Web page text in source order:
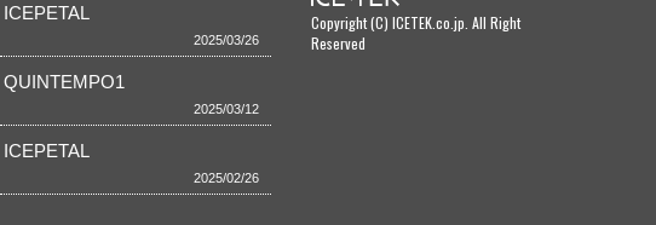
ICEPETAL
2025/03/26
QUINTEMPO1
2025/03/12
ICEPETAL
2025/02/26
Copyright (C) ICETEK.co.jp. All Right
Reserved